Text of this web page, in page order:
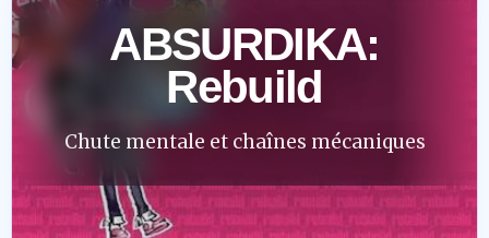
ABSURDIKA:
Rebuild
Chute mentale et chaînes mécaniques